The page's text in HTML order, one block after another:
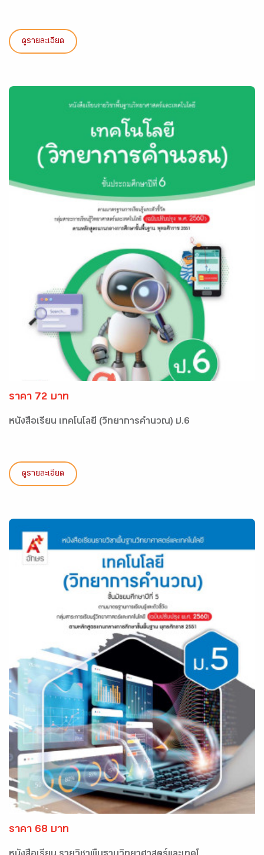
ดูรายละเอียด
ราคา 72 บาท
หนังสือเรียน เทคโนโลยี (วิทยาการคำนวณ) ป.6
ดูรายละเอียด
ราคา 68 บาท